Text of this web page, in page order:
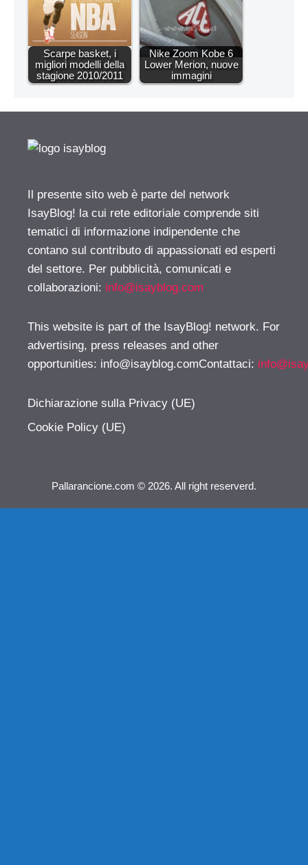
Scarpe basket, i
migliori modelli della
stagione 2010/2011
Nike Zoom Kobe 6
Lower Merion, nuove
immagini
Il presente sito web è parte del network
IsayBlog! la cui rete editoriale comprende siti
tematici di informazione indipendente che
contano sul contributo di appassionati ed esperti
del settore. Per pubblicità, comunicati e
collaborazioni: info@isayblog.com
This website is part of the IsayBlog! network. For
advertising, press releases and other
opportunities: info@isayblog.comContattaci:
Dichiarazione sulla Privacy (UE)
Cookie Policy (UE)
Pallarancione.com © 2026. All right reserverd.